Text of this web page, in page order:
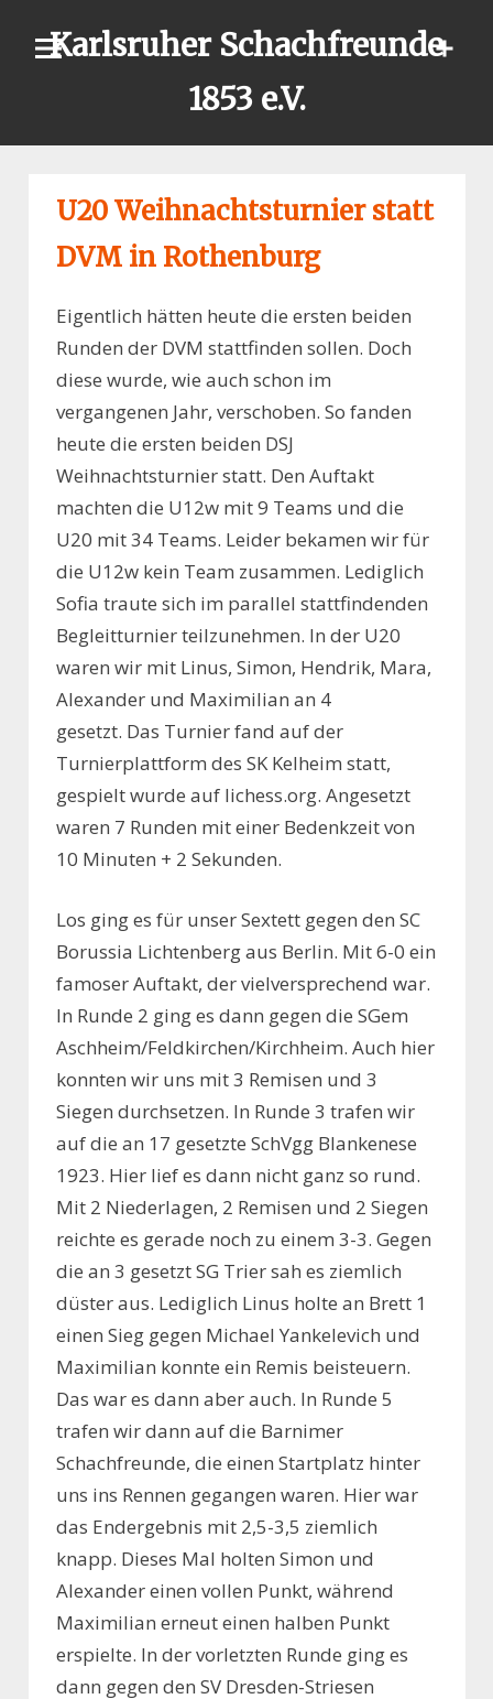
Karlsruher Schachfreunde
1853 e.V.
U20 Weihnachtsturnier statt
DVM in Rothenburg
Eigentlich hätten heute die ersten beiden
Runden der DVM stattfinden sollen. Doch
diese wurde, wie auch schon im
vergangenen Jahr, verschoben. So fanden
heute die ersten beiden DSJ
Weihnachtsturnier statt. Den Auftakt
machten die U12w mit 9 Teams und die
U20 mit 34 Teams. Leider bekamen wir für
die U12w kein Team zusammen. Lediglich
Sofia traute sich im parallel stattfindenden
Begleitturnier teilzunehmen. In der U20
waren wir mit Linus, Simon, Hendrik, Mara,
Alexander und Maximilian an 4
gesetzt. Das Turnier fand auf der
Turnierplattform des SK Kelheim statt,
gespielt wurde auf lichess.org. Angesetzt
waren 7 Runden mit einer Bedenkzeit von
10 Minuten + 2 Sekunden.
Los ging es für unser Sextett gegen den SC
Borussia Lichtenberg aus Berlin. Mit 6-0 ein
famoser Auftakt, der vielversprechend war.
In Runde 2 ging es dann gegen die SGem
Aschheim/Feldkirchen/Kirchheim. Auch hier
konnten wir uns mit 3 Remisen und 3
Siegen durchsetzen. In Runde 3 trafen wir
auf die an 17 gesetzte SchVgg Blankenese
1923. Hier lief es dann nicht ganz so rund.
Mit 2 Niederlagen, 2 Remisen und 2 Siegen
reichte es gerade noch zu einem 3-3. Gegen
die an 3 gesetzt SG Trier sah es ziemlich
düster aus. Lediglich Linus holte an Brett 1
einen Sieg gegen Michael Yankelevich und
Maximilian konnte ein Remis beisteuern.
Das war es dann aber auch. In Runde 5
trafen wir dann auf die Barnimer
Schachfreunde, die einen Startplatz hinter
uns ins Rennen gegangen waren. Hier war
das Endergebnis mit 2,5-3,5 ziemlich
knapp. Dieses Mal holten Simon und
Alexander einen vollen Punkt, während
Maximilian erneut einen halben Punkt
erspielte. In der vorletzten Runde ging es
dann gegen den SV Dresden-Striesen